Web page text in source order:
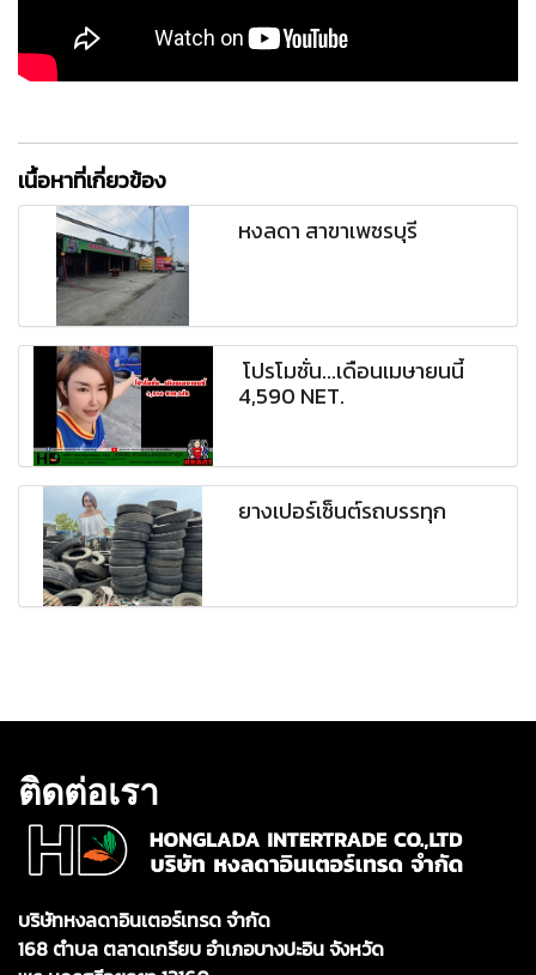
เนื้อหาที่เกี่ยวข้อง
หงลดา สาขาเพชรบุรี
โปรโมชั่น...เดือนเมษายนนี้
4,590 NET.
ยางเปอร์เซ็นต์รถบรรทุก
ติดต่อเรา
บริษัทหงลดาอินเตอร์เทรด จำกัด
168 ตำบล ตลาดเกรียบ อำเภอบางปะอิน จังหวัด